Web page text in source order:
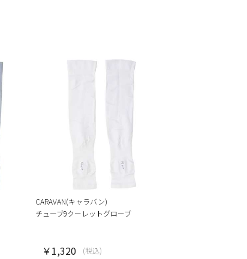
CARAVAN(キャラバン)
チューブ9クーレットグローブ
￥1,320 (税込)